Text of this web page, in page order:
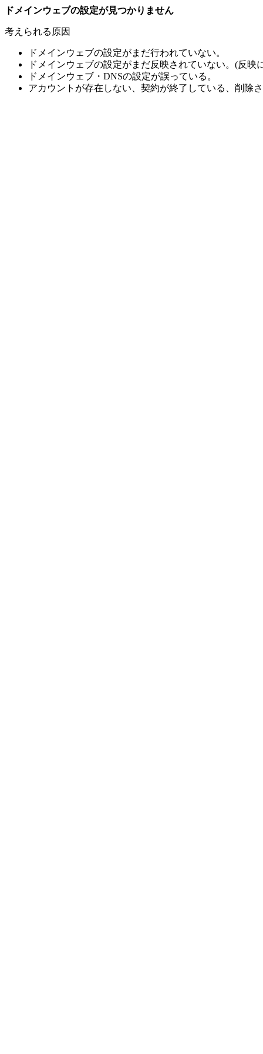
ドメインウェブの設定が見つかりません
考えられる原因
ドメインウェブの設定がまだ行われていない。
ドメインウェブの設定がまだ反映されていない。(反
ドメインウェブ・DNSの設定が誤っている。
アカウントが存在しない、契約が終了している、削除